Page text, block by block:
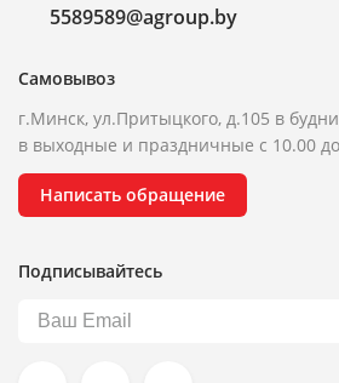
5589589@agroup.by
Самовывоз
г.Минск, ул.Притыцкого, д.105 в
в выходные и праздничные с 10.00
Написать обращение
Подписывайтесь